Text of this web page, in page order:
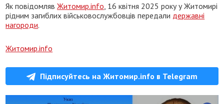
Як повідомлявЖитомир.info , 16 квітня 2025 року у Житомирі
рідним загиблих військовослужбовців передали державні
нагороди.
Житомир.info
Підписуйтесь на Житомир.info в Telegram